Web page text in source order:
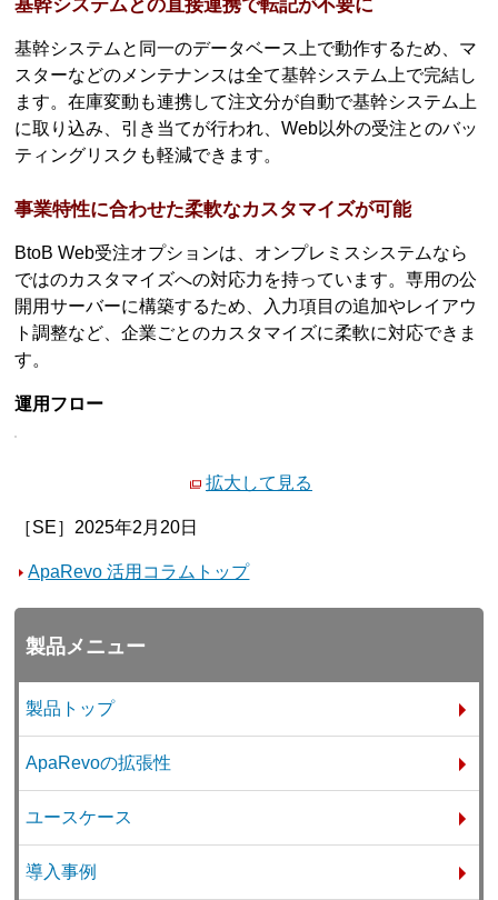
基幹システムとの直接連携で転記が不要に
基幹システムと同一のデータベース上で動作するため、マ
スターなどのメンテナンスは全て基幹システム上で完結し
ます。在庫変動も連携して注文分が自動で基幹システム上
に取り込み、引き当てが行われ、Web以外の受注とのバッ
ティングリスクも軽減できます。
事業特性に合わせた柔軟なカスタマイズが可能
BtoB Web受注オプションは、オンプレミスシステムなら
ではのカスタマイズへの対応力を持っています。専用の公
開用サーバーに構築するため、入力項目の追加やレイアウ
ト調整など、企業ごとのカスタマイズに柔軟に対応できま
す。
運用フロー
拡大して見る
［SE］2025年2月20日
ApaRevo 活用コラムトップ
製品メニュー
製品トップ
ApaRevoの拡張性
ユースケース
導入事例